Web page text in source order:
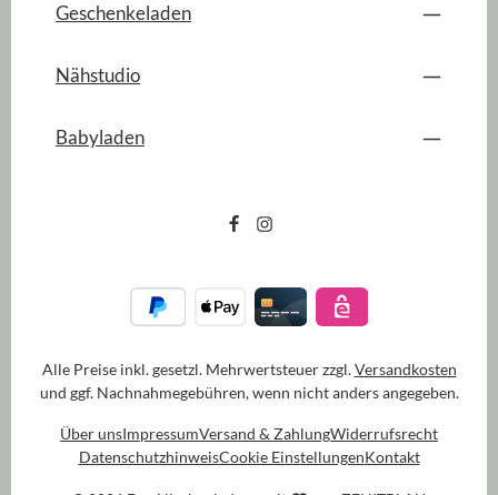
Geschenkeladen
Nähstudio
Babyladen
Alle Preise inkl. gesetzl. Mehrwertsteuer zzgl.Versandkosten
und ggf. Nachnahmegebühren, wenn nicht anders angegeben.
Über unsImpressumVersand & ZahlungWiderrufsrecht
DatenschutzhinweisCookie EinstellungenKontakt